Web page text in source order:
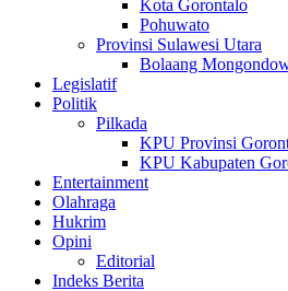
Kota Gorontalo
Pohuwato
Provinsi Sulawesi Utara
Bolaang
Legislatif
Politik
Pilkada
KPU Provinsi
KPU Kabupaten
Entertainment
Olahraga
Hukrim
Opini
Editorial
Indeks Berita